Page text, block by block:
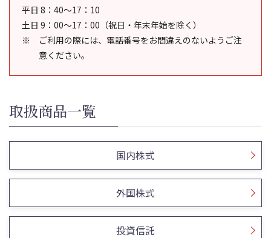
平日 8：40～17：10
土日 9：00～17：00（祝日・年末年始を除く）
ご利用の際には、電話番号をお間違えのないようご注
意ください。
取扱商品一覧
国内株式
外国株式
投資信託